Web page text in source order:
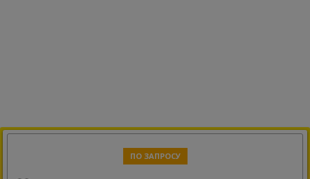
ПО ЗАПРОСУ